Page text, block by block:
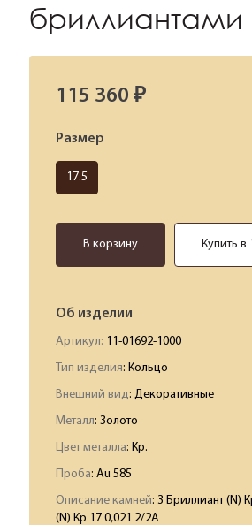
бриллиантами
115 360 ₽
Размер
17.5
В корзину Купить в
Об изделии
Артикул: 11-01692-1000
Тип изделия: Кольцо
Внешний вид: Декоративные
Металл: Золото
Цвет металла: Кр.
Проба: Au 585
Описание камней: 3 Бриллиант (N)
(N) Кр 17 0,021 2/2А